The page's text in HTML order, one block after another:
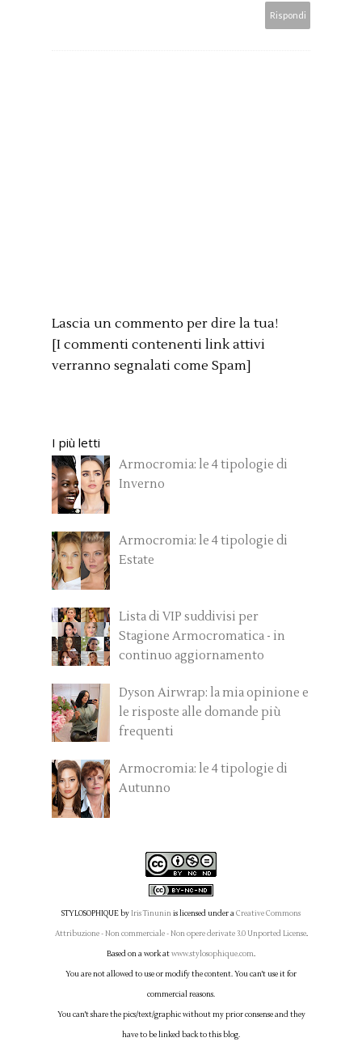
Rispondi
Lascia un commento per dire la tua!
[I commenti contenenti link attivi
verranno segnalati come Spam]
I più letti
Armocromia: le 4 tipologie di
Inverno
Armocromia: le 4 tipologie di
Estate
Lista di VIP suddivisi per
Stagione Armocromatica - in
continuo aggiornamento
Dyson Airwrap: la mia opinione e
le risposte alle domande più
frequenti
Armocromia: le 4 tipologie di
Autunno
STYLOSOPHIQUEbyIris Tinuninis licensed under aCreative Commons
Attribuzione - Non commerciale - Non opere derivate 3.0 Unported License.
Based on a work atwww.stylosophique.com.
You are not allowed to use or modify the content. You can't use it for
commercial reasons.
You can't share the pics/text/graphic without my prior consense and they
have to be linked back to this blog.